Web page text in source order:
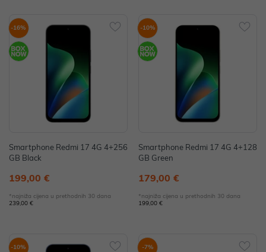
-16%
Smartphone Redmi 17 4G 4+256
GB Black
199,00 €
*najniža cijena u prethodnih 30 dana
239,00 €
-10%
Smartphone Redmi 17 4G 4+128
GB Green
179,00 €
*najniža cijena u prethodnih 30 dana
199,00 €
-10% -7%